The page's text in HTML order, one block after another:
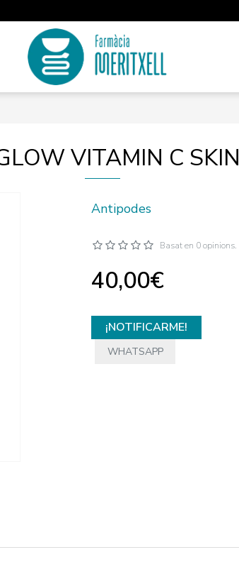
VITAMIN C
Antipodes
Basat en 0 opinions.
40,00€
¡NOTIFICARME!
WHATSAPP